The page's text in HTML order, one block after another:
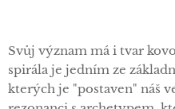
Svůj význam má i tvar
spirála je jedním ze
kterých je "postaven" náš